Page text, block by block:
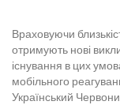
Враховуючи
отримують нові
існування в цих
мобільного
Український